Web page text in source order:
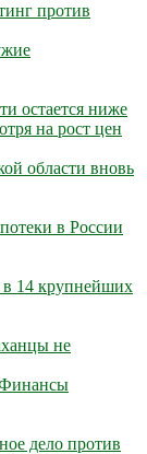
против
остается ниже
на рост цен
области вновь
в России
14 крупнейших
не
дело против